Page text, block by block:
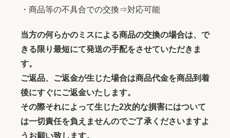
・商品等の不具合での交換⇒対応可能
当方の何らかのミスによる商品の交換の場合は、で
きる限り最短にて発送の手配をさせていただきま
す。
ご返品、ご返金が生じた場合は商品代金を商品到着
後にすぐにご返金いたします。
その際それによって生じた2次的な損害にはついて
は一切責任を負えませんのでご了承くださいますよ
うお願い致します。